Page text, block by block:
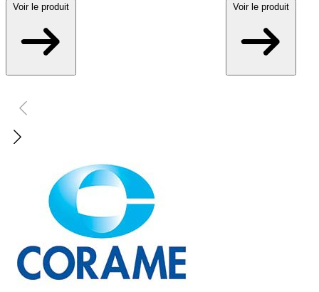
Voir le produit Voir le produit